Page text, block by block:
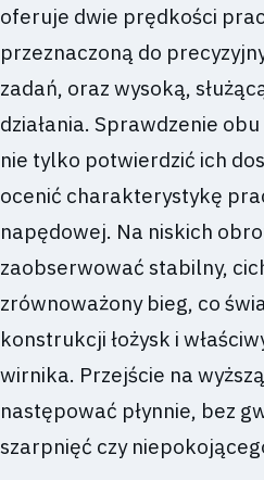
oferuje dwie prędkości
przeznaczoną do
zadań, oraz wysoką,
działania. Sprawdzenie
nie tylko potwierdzić ich
ocenić charakterystykę
napędowej. Na niskich
zaobserwować stabilny,
zrównoważony bieg, co
konstrukcji łożysk i
wirnika. Przejście na
następować płynnie, bez
szarpnięć czy